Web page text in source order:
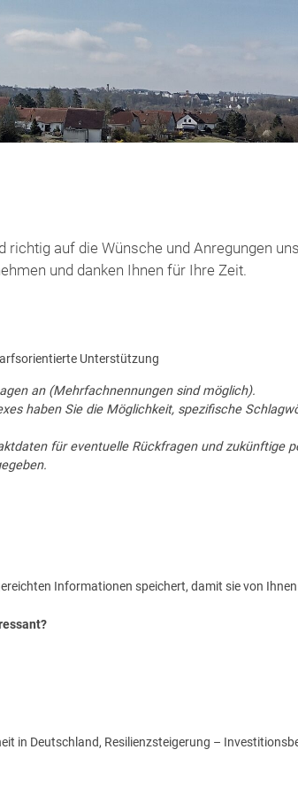
auf die Wünsche und Anregungen
und danken Ihnen für Ihre Zeit.
Unterstützung
an (Mehrfachnennungen sind möglich).
haben Sie die Möglichkeit, spezifische
für eventuelle Rückfragen und zukünftige
Informationen speichert, damit sie von
in Deutschland, Resilienzsteigerung –